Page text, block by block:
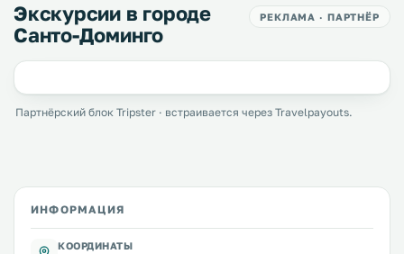
Экскурсии в городе
Санто-Доминго
РЕКЛАМА · ПАРТНЁР
Партнёрский блок Tripster · встраивается через Travelpayouts.
ИНФОРМАЦИЯ
КООРДИНАТЫ